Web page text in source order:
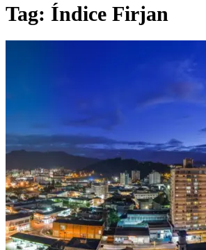
Tag: Índice Firjan